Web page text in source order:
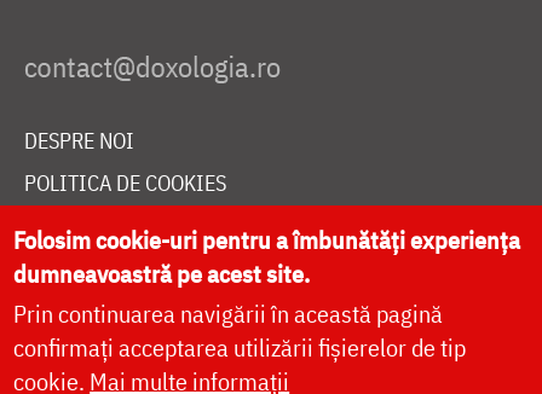
DESPRE NOI
POLITICA DE COOKIES
DONEAZĂ ONLINE PENTRU CATEDRALA NAȚIONALĂ
LIVE
Folosim cookie-uri pentru a îmbunătăți experiența
dumneavoastră pe acest site.
Prin continuarea navigării în această pagină
confirmați acceptarea utilizării fișierelor de tip
cookie. Mai multe informații